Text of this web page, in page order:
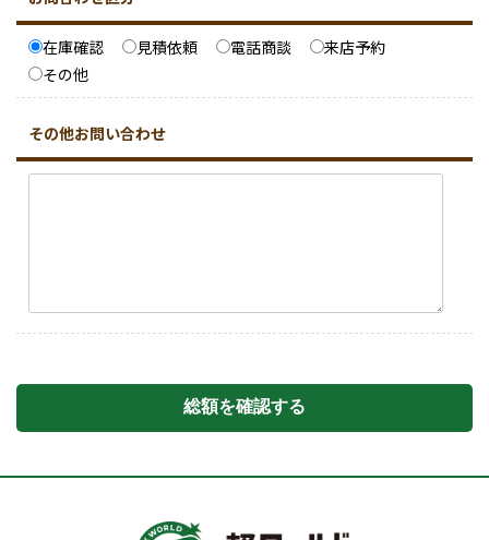
在庫確認 見積依頼 電話商談
来店予約
その他
その他お問い合わせ